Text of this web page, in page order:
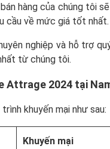
hàng của chúng tôi
cầu về mức giá tốt nhất.
nghiệp và hỗ trợ
từ chúng tôi.
Attrage 2024 tại
khuyến mại như sau:
Khuyến mại